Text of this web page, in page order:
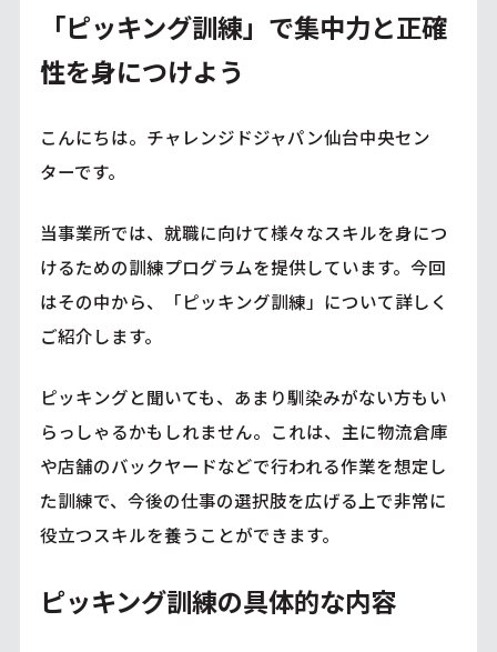
「ピッキング訓練」で集中力と正確
性を身につけよう
こんにちは。チャレンジドジャパン仙台中央セン
ターです。
当事業所では、就職に向けて様々なスキルを身につ
けるための訓練プログラムを提供しています。今回
はその中から、「ピッキング訓練」について詳しく
ご紹介します。
ピッキングと聞いても、あまり馴染みがない方もい
らっしゃるかもしれません。これは、主に物流倉庫
や店舗のバックヤードなどで行われる作業を想定し
た訓練で、今後の仕事の選択肢を広げる上で非常に
役立つスキルを養うことができます。
ピッキング訓練の具体的な内容